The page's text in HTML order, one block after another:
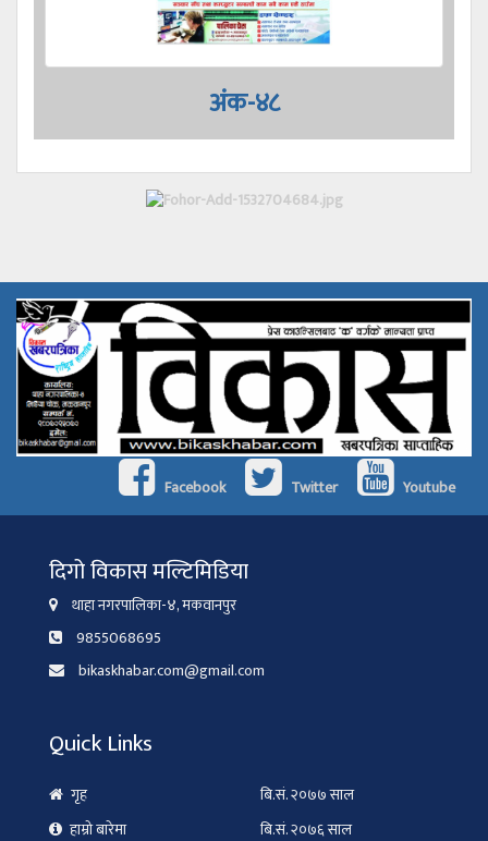
अंक-४८
Facebook Twitter Youtube
दिगो विकास मल्टिमिडिया
थाहा नगरपालिका-४, मकवानपुर
9855068695
bikaskhabar.com@gmail.com
Quick Links
गृह
हाम्रो बारेमा
बि.सं. २०७७ साल
बि.सं. २०७६ साल